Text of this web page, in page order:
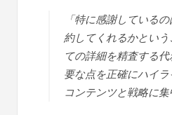
「特に感謝している
約してくれるかとい
ての詳細を精査する
要な点を正確にハイラ
コンテンツと戦略に集